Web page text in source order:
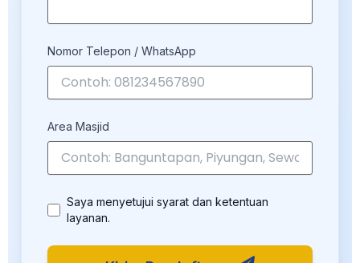
Nomor Telepon / WhatsApp
Area Masjid
Saya menyetujui syarat dan ketentuan
layanan.